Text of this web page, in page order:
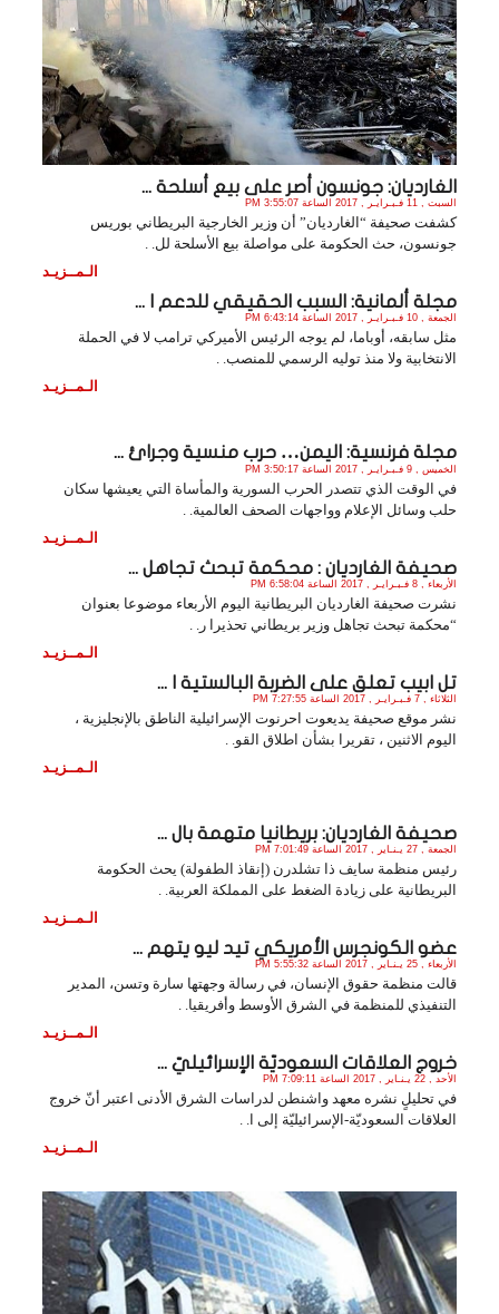
الغارديان: جونسون أصر على بيع أسلحة ...
السبت , 11 فـبـرايـر , 2017 الساعة 3:55:07 PM
كشفت صحيفة “الغارديان” أن وزير الخارجية البريطاني بوريس
جونسون، حث الحكومة على مواصلة بيع الأسلحة لل. .
الـمــزيـد
مجلة ألمانية: السبب الحقيقي للدعم ا ...
الجمعة , 10 فـبـرايـر , 2017 الساعة 6:43:14 PM
مثل سابقه، أوباما، لم يوجه الرئيس الأميركي ترامب لا في الحملة
الانتخابية ولا منذ توليه الرسمي للمنصب. .
الـمــزيـد
مجلة فرنسية: اليمن… حرب منسية وجرائ ...
الخميس , 9 فـبـرايـر , 2017 الساعة 3:50:17 PM
في الوقت الذي تتصدر الحرب السورية والمأساة التي يعيشها سكان
حلب وسائل الإعلام وواجهات الصحف العالمية. .
الـمــزيـد
صحيفة الغارديان : محكمة تبحث تجاهل ...
الأربعاء , 8 فـبـرايـر , 2017 الساعة 6:58:04 PM
نشرت صحيفة الغارديان البريطانية اليوم الأربعاء موضوعا بعنوان
“محكمة تبحث تجاهل وزير بريطاني تحذيرا ر. .
الـمــزيـد
تل ابيب تعلق على الضربة البالستية ا ...
الثلاثاء , 7 فـبـرايـر , 2017 الساعة 7:27:55 PM
نشر موقع صحيفة يديعوت احرنوت الإسرائيلية الناطق بالإنجليزية ،
اليوم الاثنين ، تقريرا بشأن اطلاق القو. .
الـمــزيـد
صحيفة الغارديان: بريطانيا متهمة بال ...
الجمعة , 27 يـنـاير , 2017 الساعة 7:01:49 PM
رئيس منظمة سايف ذا تشلدرن (إنقاذ الطفولة) يحث الحكومة
البريطانية على زيادة الضغط على المملكة العربية. .
الـمــزيـد
عضو الكونجرس الأمريكي تيد ليو يتهم ...
الأربعاء , 25 يـنـاير , 2017 الساعة 5:55:32 PM
قالت منظمة حقوق الإنسان، في رسالة وجهتها سارة وتسن، المدير
التنفيذي للمنظمة في الشرق الأوسط وأفريقيا. .
الـمــزيـد
خروج العلاقات السعوديّة الإسرائيليّ ...
الأحد , 22 يـنـاير , 2017 الساعة 7:09:11 PM
في تحليلٍ نشره معهد واشنطن لدراسات الشرق الأدنى اعتبر أنّ خروج
العلاقات السعوديّة-الإسرائيليّة إلى ا. .
الـمــزيـد